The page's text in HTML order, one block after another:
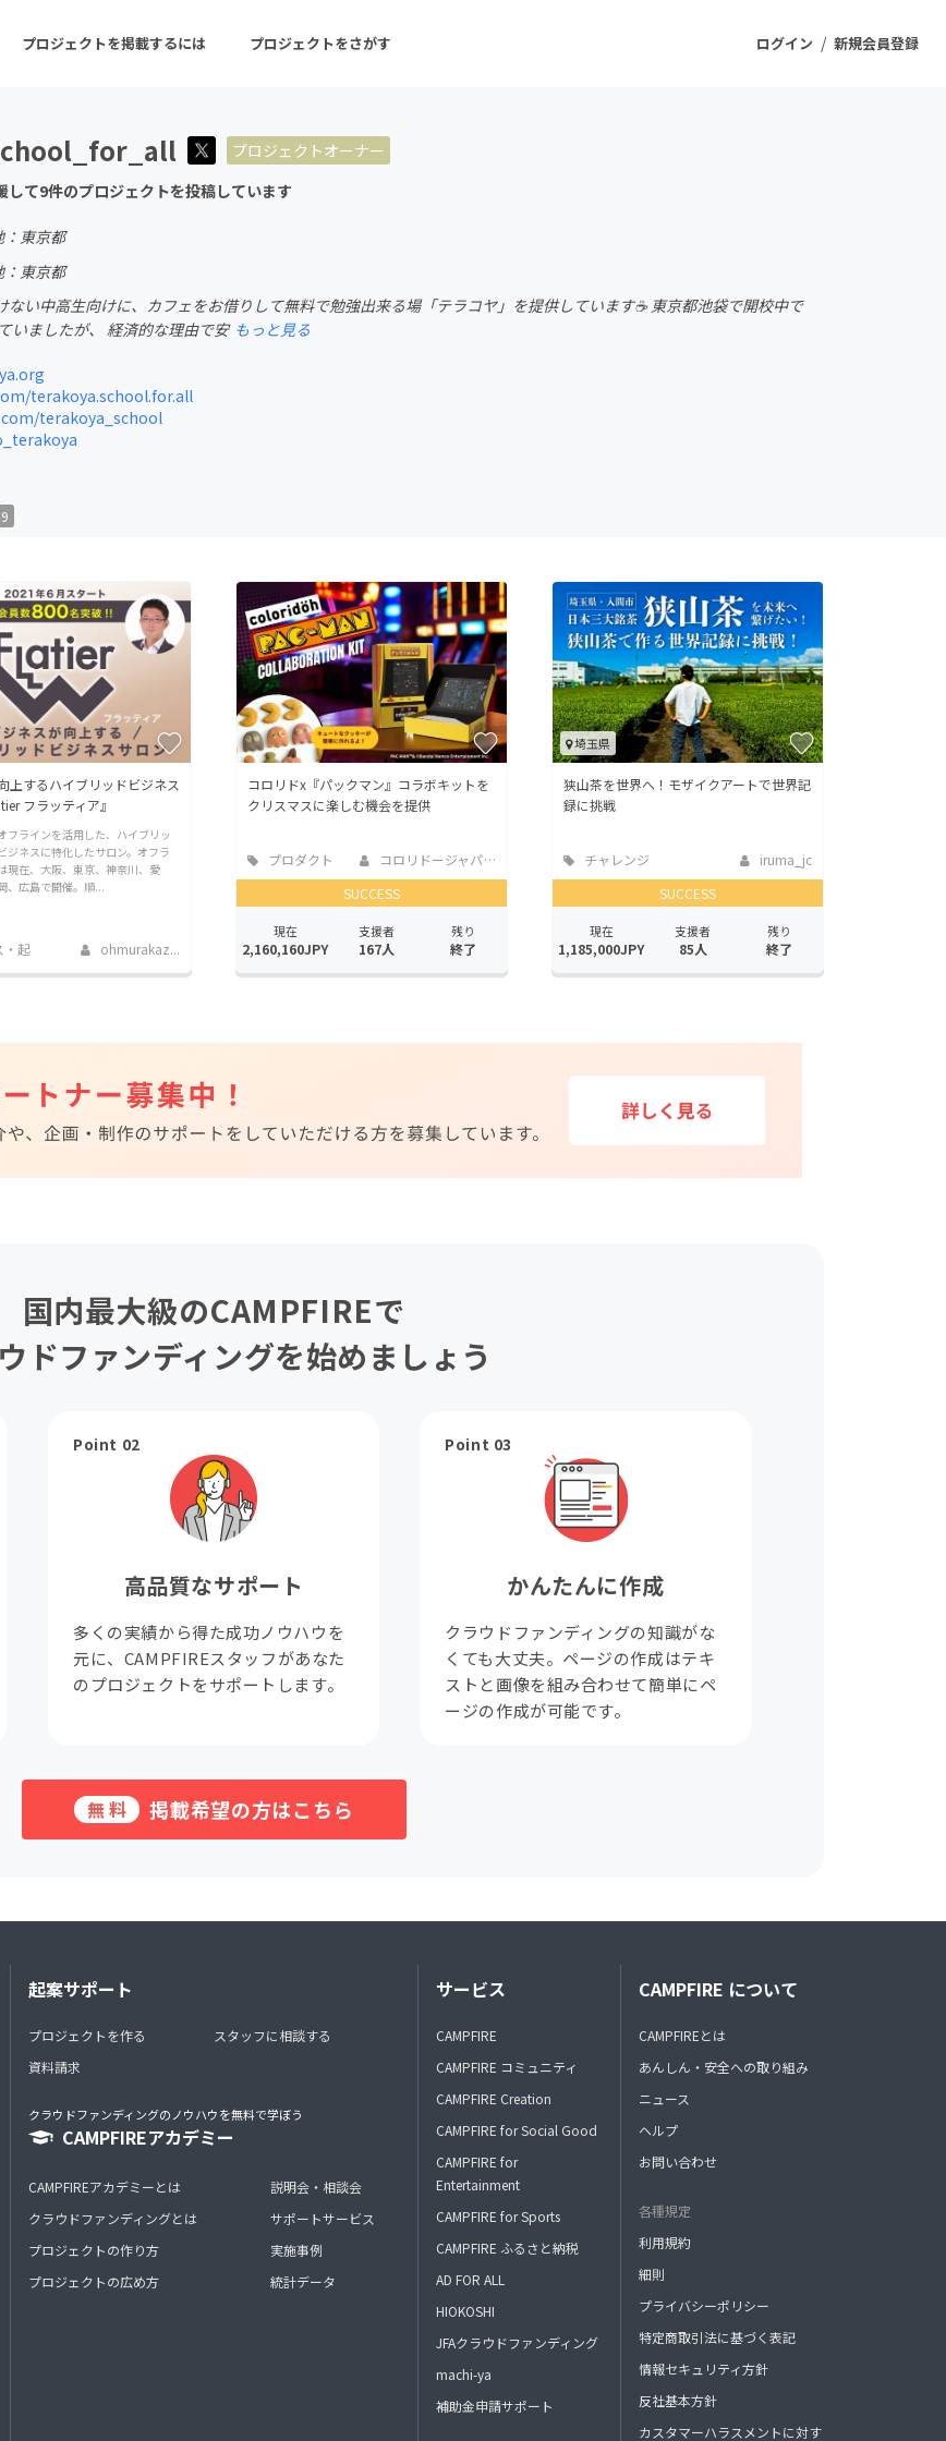
ログイン / 新規会員登録
プロジェクトを掲載するには プロジェクトをさがす
注目の新着プロジェクト
音楽
ゲーム・サービス開発 フード・飲食店
ファッション
チャレンジ
CAMPFIRE for Social Good
プロジェクトオーナー
して9件のプロジェクトを投稿しています
：東京都
：東京都
ない中高生向けに、カフェをお借りして無料で勉強出来る場「テラコヤ」を提供しています☕ 東京都池袋で開校中で
いましたが、 経済的な理由で安 もっと見る
terakoya.school.for.all
terakoya_school
9
上するハイブリッドビジネス
フラッティア』
フラインを活用した、ハイブリッ
ジネスに特化したサロン。オフラ
現在、大阪、東京、神奈川、愛
、広島で開催。順...
・起
ohmurakaz...
コロリドx『パックマン』コラボキットを
クリスマスに楽しむ機会を提供
プロダクト
コロリドージャパン...
SUCCESS
現在
2,160,160JPY
支援者
167人
残り
終了
埼玉県
狭山茶を世界へ！モザイクアートで世界記
録に挑戦
チャレンジ
iruma_jc
SUCCESS
現在
1,185,000JPY
支援者
85人
残り
終了
国内最大級のCAMPFIREで
ドファンディングを始めましょう
Point 02
高品質なサポート
多くの実績から得た成功ノウハウを
元に、CAMPFIREスタッフがあなた
のプロジェクトをサポートします。
Point 03
かんたんに作成
クラウドファンディングの知識がな
くても大丈夫。ページの作成はテキ
ストと画像を組み合わせて簡単にペ
ージの作成が可能です。
無料 掲載希望の方はこちら
起案サポート
プロジェクトを作る
資料請求
スタッフに相談する
クラウドファンディングのノウハウを無料で学ぼう
CAMPFIREアカデミー
CAMPFIREアカデミーとは
クラウドファンディングとは
プロジェクトの作り方
プロジェクトの広め方
説明会・相談会
サポートサービス
実施事例
統計データ
サービス
CAMPFIRE
CAMPFIRE コミュニティ
CAMPFIRE Creation
CAMPFIRE for Social Good
CAMPFIRE for
Entertainment
CAMPFIRE for Sports
CAMPFIRE ふるさと納税
AD FOR ALL
HIOKOSHI
JFAクラウドファンディング
machi-ya
補助金申請サポート
CAMPFIRE について
CAMPFIREとは
あんしん・安全への取り組み
ニュース
ヘルプ
お問い合わせ
各種規定
利用規約
細則
プライバシーポリシー
特定商取引法に基づく表記
情報セキュリティ方針
反社基本方針
カスタマーハラスメントに対す